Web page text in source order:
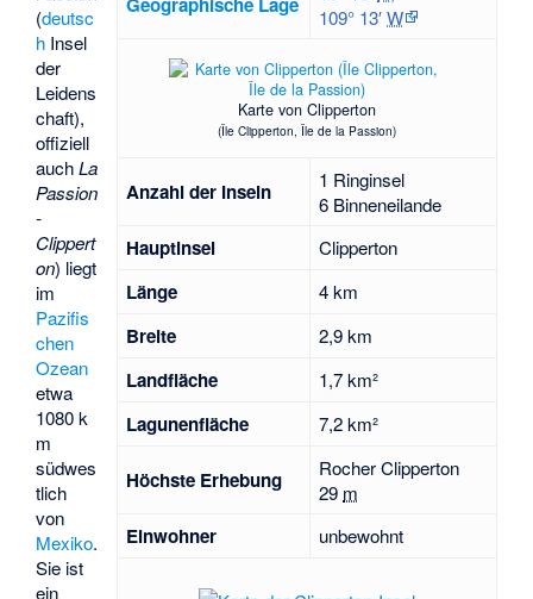
Geographische Lage
109° 13′W
Karte von Clipperton
(Île Clipperton, Île de la Passion)
Anzahl der Inseln
1 Ringinsel
6 Binneneilande
Hauptinsel Clipperton
Länge 4 km
Breite 2,9 km
Landfläche 1,7 km²
Lagunenfläche 7,2 km²
Höchste Erhebung
Rocher Clipperton
29 m
Einwohner unbewohnt
(deutsc
h Insel
der
Leidens
chaft),
offiziell
auchLa
Passion
-
Clippert
on) liegt
im
Pazifis
chen
Ozean
etwa
1080 k
m
südwes
tlich
von
Mexiko.
Sie ist
ein